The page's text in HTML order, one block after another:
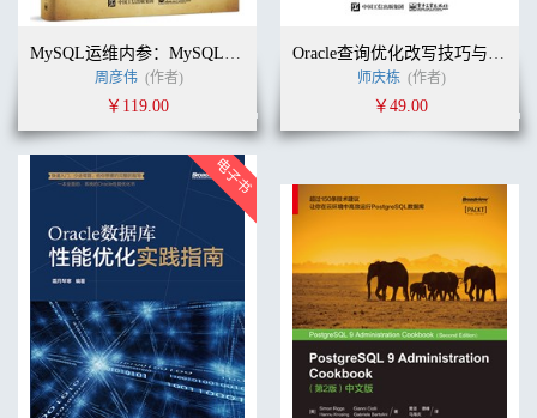
MySQL运维内参：MySQL、Galera、Inception核心原理与最佳实践
周彦伟 (作者)
￥119.00
Oracle查询优化改写技巧与案例2.0
师庆栋 (作者)
￥49.00